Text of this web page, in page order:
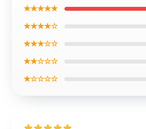
★★★★★
★★★★☆
★★★☆☆
★★☆☆☆
★☆☆☆☆